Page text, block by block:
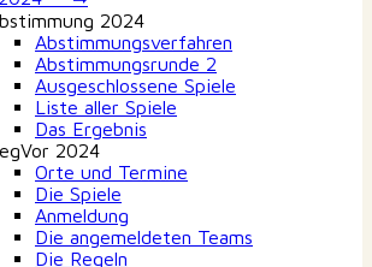
2024
Abstimmungsverfahren
Abstimmungsrunde 2
Ausgeschlossene Spiele
Liste aller Spiele
Das Ergebnis
2024
Orte und Termine
Die Spiele
Anmeldung
Die angemeldeten Teams
Die Regeln